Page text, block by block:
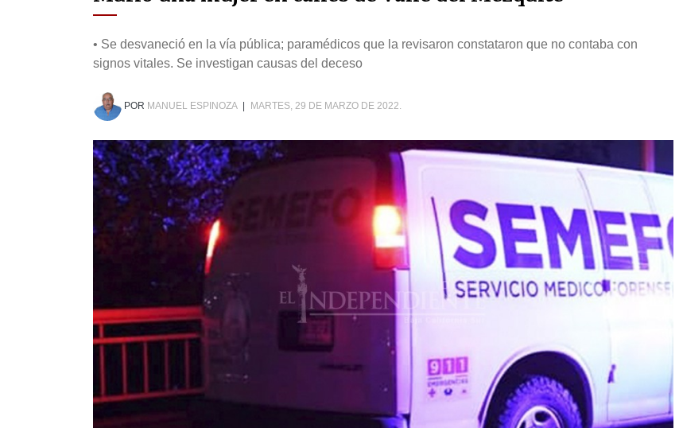
• Se desvaneció en la vía pública; paramédicos que la revisaron constataron que no contaba con
signos vitales. Se investigan causas del deceso
POR MANUEL ESPINOZA MARTES, 29 DE MARZO DE 2022.